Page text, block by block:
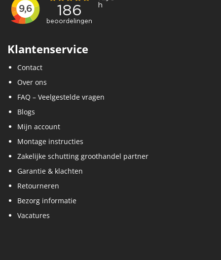
Klantenservice
Contact
Over ons
FAQ – Veelgestelde vragen
Blogs
Mijn account
Montage instructies
Zakelijke schutting groothandel partner
Garantie & klachten
Retourneren
Bezorg informatie
Vacatures